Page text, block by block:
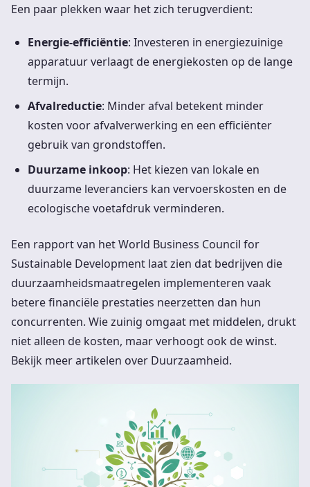
Een paar plekken waar het zich terugverdient:
Energie-efficiëntie: Investeren in energiezuinige
apparatuur verlaagt de energiekosten op de lange
termijn.
Afvalreductie: Minder afval betekent minder
kosten voor afvalverwerking en een efficiënter
gebruik van grondstoffen.
Duurzame inkoop: Het kiezen van lokale en
duurzame leveranciers kan vervoerskosten en de
ecologische voetafdruk verminderen.
Een rapport van het World Business Council for
Sustainable Development laat zien dat bedrijven die
duurzaamheidsmaatregelen implementeren vaak
betere financiële prestaties neerzetten dan hun
concurrenten. Wie zuinig omgaat met middelen, drukt
niet alleen de kosten, maar verhoogt ook de winst.
Bekijk meer artikelen over Duurzaamheid.